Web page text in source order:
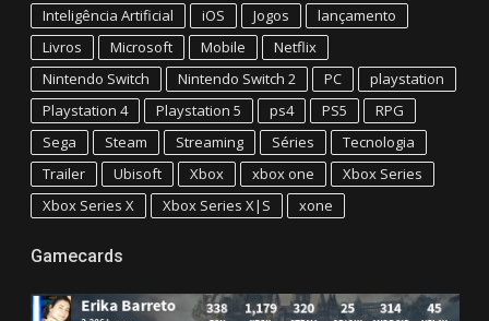
Inteligência Artificial
iOS Jogos
lançamento
Livros
Microsoft Mobile
Netflix
Nintendo Switch
Nintendo Switch 2 PC
playstation
Playstation 4
Playstation 5 ps4 PS5
RPG
Sega
Steam Streaming Séries
Tecnologia
Trailer
Ubisoft Xbox xbox one
Xbox Series
Xbox Series X
Xbox Series X|S xone
Gamecards